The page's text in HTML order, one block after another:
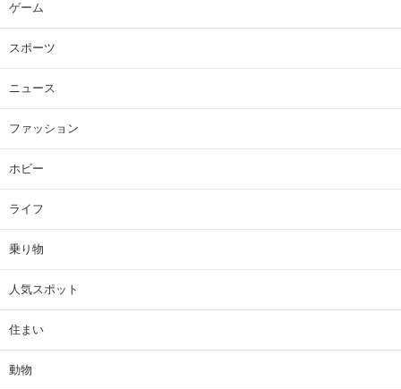
ゲーム
スポーツ
ニュース
ファッション
ホビー
ライフ
乗り物
人気スポット
住まい
動物